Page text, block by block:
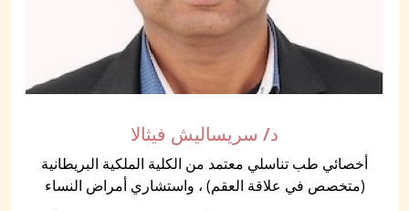
د/ سريساليش فيثالا
أخصائي طب تناسلي معتمد من الكلية الملكية البريطانية
(متخصص في علاقة العقم) ، واستشاري أمراض النساء